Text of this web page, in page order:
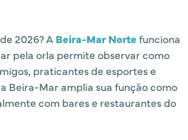
2026? A Beira-Mar Norte funciona
pela orla permite observar como
praticantes de esportes e
Beira-Mar amplia sua função como
com bares e restaurantes do